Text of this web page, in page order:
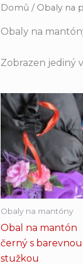
Domů / Obaly na
Obaly na
Zobrazen jediný
Obaly na mantóny
Obal na mantón
černý s barevnou
stužkou